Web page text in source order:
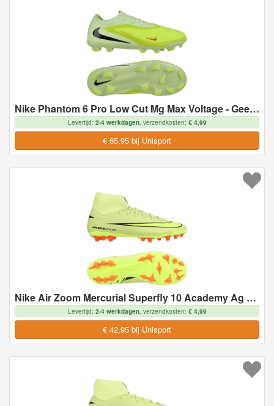
Nike Phantom 6 Pro Low Cut Mg Max Voltage - Geel/zwart/oranje Kids - Multi Ground (Mg), maat 33½
Levertijd: 2-4 werkdagen, verzendkosten: € 4,99
€ 65,95 bij Unisport
Nike Air Zoom Mercurial Superfly 10 Academy Ag Max Voltage - Geel/neon/oranje - Kunstgras (Ag), maat 45½
Levertijd: 2-4 werkdagen, verzendkosten: € 4,99
€ 42,95 bij Unisport